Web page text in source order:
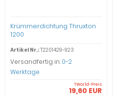
Krümmerdichtung Thruxton
1200
Artikel Nr.:T2201429-923
Versandfertig in: 0-2
Werktage
TWorld-Preis
19,60 EUR